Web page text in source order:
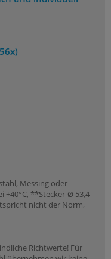
Messing oder
+40°C, **Stecker-Ø 53,4
nicht der Norm,
Richtwerte! Für